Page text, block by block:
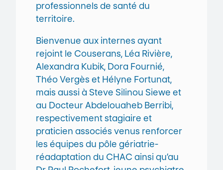
professionnels de santé du
territoire.
Bienvenue aux internes ayant
rejoint le Couserans, Léa Rivière,
Alexandra Kubik, Dora Fournié,
Théo Vergès et Hélyne Fortunat,
mais aussi à Steve Silinou Siewe et
au Docteur Abdelouaheb Berribi,
respectivement stagiaire et
praticien associés venus renforcer
les équipes du pôle gériatrie-
réadaptation du CHAC ainsi qu’au